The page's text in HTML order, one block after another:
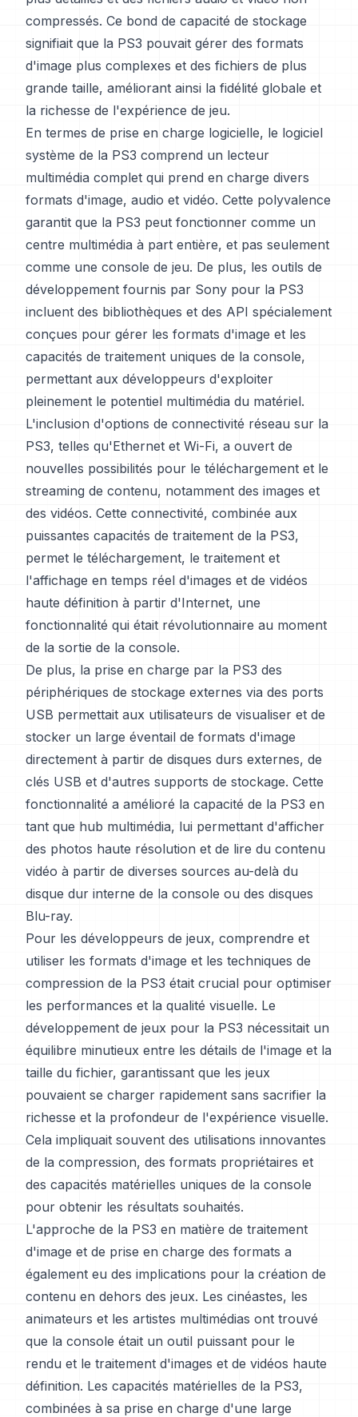
compressés. Ce bond de capacité de stockage
signifiait que la PS3 pouvait gérer des formats
d'image plus complexes et des fichiers de plus
grande taille, améliorant ainsi la fidélité globale et
la richesse de l'expérience de jeu.
En termes de prise en charge logicielle, le logiciel
système de la PS3 comprend un lecteur
multimédia complet qui prend en charge divers
formats d'image, audio et vidéo. Cette polyvalence
garantit que la PS3 peut fonctionner comme un
centre multimédia à part entière, et pas seulement
comme une console de jeu. De plus, les outils de
développement fournis par Sony pour la PS3
incluent des bibliothèques et des API spécialement
conçues pour gérer les formats d'image et les
capacités de traitement uniques de la console,
permettant aux développeurs d'exploiter
pleinement le potentiel multimédia du matériel.
L'inclusion d'options de connectivité réseau sur la
PS3, telles qu'Ethernet et Wi-Fi, a ouvert de
nouvelles possibilités pour le téléchargement et le
streaming de contenu, notamment des images et
des vidéos. Cette connectivité, combinée aux
puissantes capacités de traitement de la PS3,
permet le téléchargement, le traitement et
l'affichage en temps réel d'images et de vidéos
haute définition à partir d'Internet, une
fonctionnalité qui était révolutionnaire au moment
de la sortie de la console.
De plus, la prise en charge par la PS3 des
périphériques de stockage externes via des ports
USB permettait aux utilisateurs de visualiser et de
stocker un large éventail de formats d'image
directement à partir de disques durs externes, de
clés USB et d'autres supports de stockage. Cette
fonctionnalité a amélioré la capacité de la PS3 en
tant que hub multimédia, lui permettant d'afficher
des photos haute résolution et de lire du contenu
vidéo à partir de diverses sources au-delà du
disque dur interne de la console ou des disques
Blu-ray.
Pour les développeurs de jeux, comprendre et
utiliser les formats d'image et les techniques de
compression de la PS3 était crucial pour optimiser
les performances et la qualité visuelle. Le
développement de jeux pour la PS3 nécessitait un
équilibre minutieux entre les détails de l'image et la
taille du fichier, garantissant que les jeux
pouvaient se charger rapidement sans sacrifier la
richesse et la profondeur de l'expérience visuelle.
Cela impliquait souvent des utilisations innovantes
de la compression, des formats propriétaires et
des capacités matérielles uniques de la console
pour obtenir les résultats souhaités.
L'approche de la PS3 en matière de traitement
d'image et de prise en charge des formats a
également eu des implications pour la création de
contenu en dehors des jeux. Les cinéastes, les
animateurs et les artistes multimédias ont trouvé
que la console était un outil puissant pour le
rendu et le traitement d'images et de vidéos haute
définition. Les capacités matérielles de la PS3,
combinées à sa prise en charge d'une large